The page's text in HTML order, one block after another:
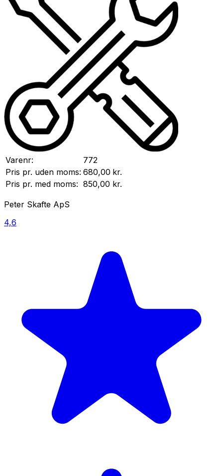
Varenr:
772
Pris pr. uden moms: 680,00 kr.
Pris pr. med moms: 850,00 kr.
Peter Skafte ApS
4,6